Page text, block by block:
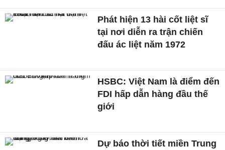
Phát hiện 13 hài cốt liệt sĩ
tại nơi diễn ra trận chiến
đấu ác liệt năm 1972
HSBC: Việt Nam là điểm đến
FDI hấp dẫn hàng đầu thế
giới
Dự báo thời tiết miền Trung